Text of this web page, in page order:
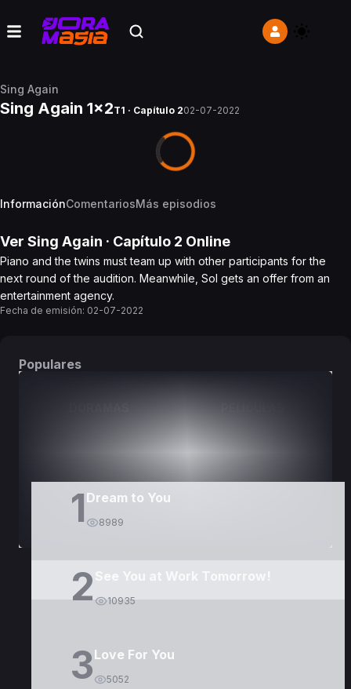
Sing Again
Sing Again 1x2T1 · Capítulo 202-07-2022
InformaciónComentariosMás episodios
Ver Sing Again · Capítulo 2 Online
Piano and the twins must team up with other participants for the
next round of the audition. Meanwhile, Sol gets an offer from an
entertainment agency.
Fecha de emisión: 02-07-2022
Populares
1 Dream to You
8989
2 See You at Work Tomorrow!
10935
3Love For You
5052